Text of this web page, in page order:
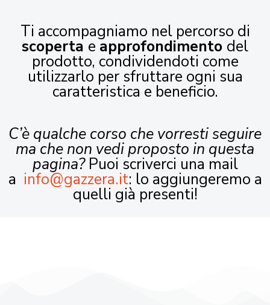
Ti accompagniamo nel percorso di
scoperta e approfondimento del
prodotto, condividendoti come
utilizzarlo per sfruttare ogni sua
caratteristica e beneficio.
C’è qualche corso che vorresti seguire
ma che non vedi proposto in questa
pagina?Puoi scriverci una mail
a info@gazzera.it: lo aggiungeremo a
quelli già presenti!